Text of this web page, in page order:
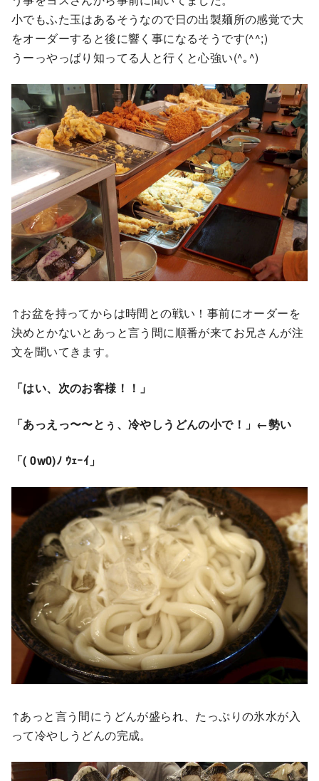
小でもふた玉はあるそうなので日の出製麺所の感覚で大
をオーダーすると後に響く事になるそうです(^^;)
うーっやっぱり知ってる人と行くと心強い(^｡^)
↑お盆を持ってからは時間との戦い！事前にオーダーを
決めとかないとあっと言う間に順番が来てお兄さんが注
文を聞いてきます。
「はい、次のお客様！！」
「あっえっ〜〜とぅ、冷やしうどんの小で！」←勢い
「( 0w0)ﾉ ｳｪｰｲ」
↑あっと言う間にうどんが盛られ、たっぷりの氷水が入
って冷やしうどんの完成。